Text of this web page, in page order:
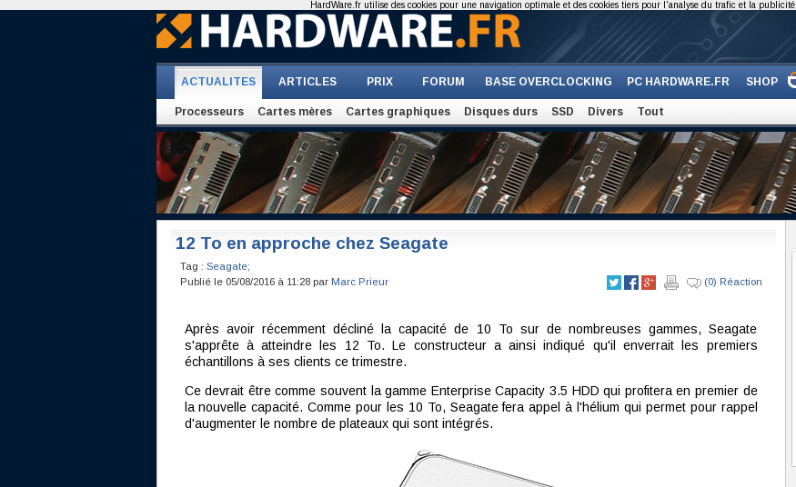
ACTUALITES ARTICLES PRIX FORUM BASE OVERCLOCKING PC HARDWARE.FR SHOP
Processeurs Cartes mères Cartes graphiques Disques durs SSD Divers Tout
12 To en approche chez Seagate
Tag : Seagate;
Publié le 05/08/2016 à 11:28 par Marc Prieur (0) Réaction
Après avoir récemment décliné la capacité de 10 To sur de nombreuses gammes, Seagate
s'apprête à atteindre les 12 To. Le constructeur a ainsi indiqué qu'il enverrait les premiers
échantillons à ses clients ce trimestre.
Ce devrait être comme souvent la gamme Enterprise Capacity 3.5 HDD qui profitera en premier de
la nouvelle capacité. Comme pour les 10 To, Seagate fera appel à l'hélium qui permet pour rappel
d'augmenter le nombre de plateaux qui sont intégrés.
HardWare.fr utilise des cookies pour une navigation optimale et des cookies tiers pour l'analyse du trafic et la publicité